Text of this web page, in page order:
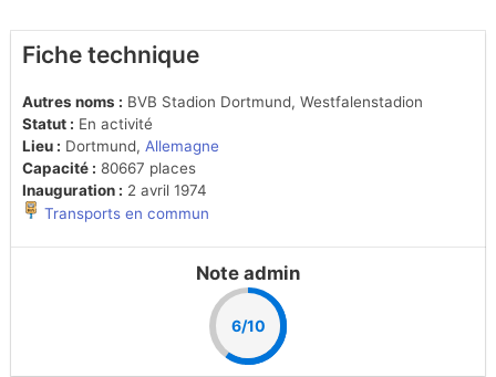
Fiche technique
Autres noms : BVB Stadion Dortmund, Westfalenstadion
Statut : En activité
Lieu : Dortmund, Allemagne
Capacité : 80667 places
Inauguration : 2 avril 1974
Transports en commun
Note admin
6/10